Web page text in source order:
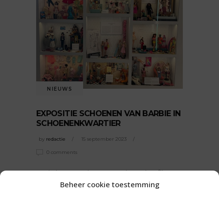
Beheer cookie toestemming
NIEUWS
EXPOSITIE SCHOENEN VAN BARBIE IN
SCHOENENKWARTIER
by redactie 15 september 2023
0 comments
Sinds het verschijnen van de Barbie film
eerder dit